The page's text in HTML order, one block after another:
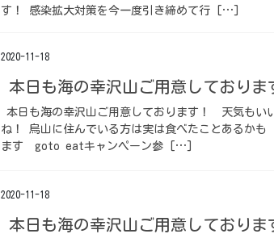
す！ 感染拡大対策を今一度引き締めて行 […]
2020-11-18
本日も海の幸沢山ご用意しておりま
本日も海の幸沢山ご用意しております！ 天気もい
ね！ 烏山に住んでいる方は実は食べたことあるかも
ます goto eatキャンペーン参 […]
2020-11-18
本日も海の幸沢山ご用意しておりま